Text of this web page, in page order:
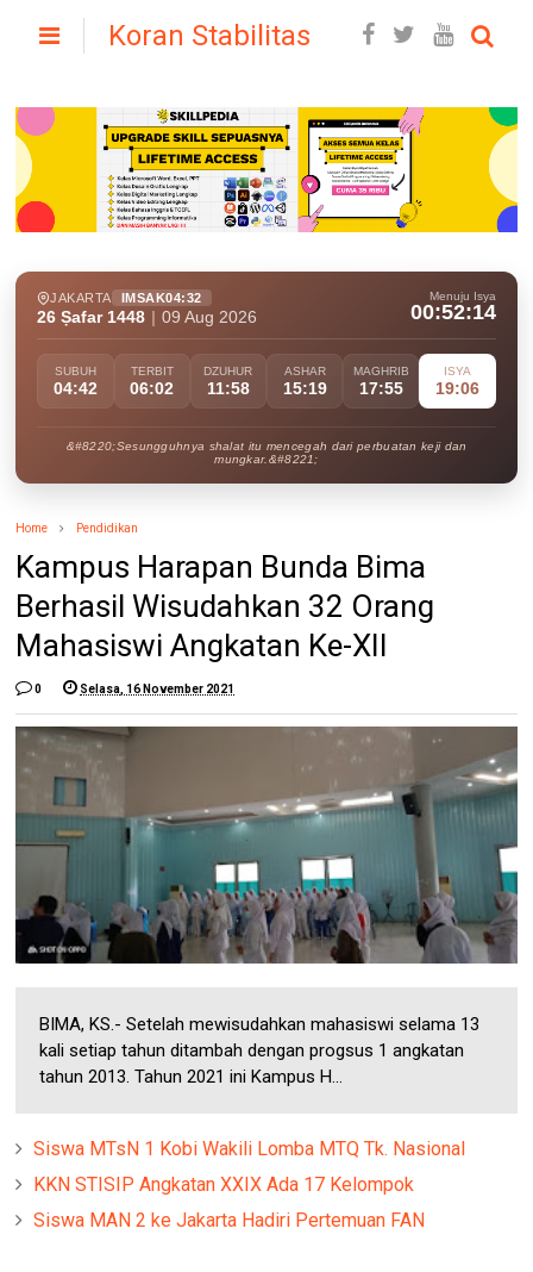
Koran Stabilitas
JAKARTA IMSAK04:32
26 Ṣafar 1448 09 Aug 2026
Menuju Isya
00:52:13
SUBUH
04:42
TERBIT
06:02
DZUHUR
11:58
ASHAR
15:19
MAGHRIB
17:55
ISYA
19:06
&#8220;Sesungguhnya shalat itu mencegah dari perbuatan keji dan
mungkar.&#8221;
Home Pendidikan
Kampus Harapan Bunda Bima
Berhasil Wisudahkan 32 Orang
Mahasiswi Angkatan Ke-XII
0 Selasa, 16 November 2021
BIMA, KS.- Setelah mewisudahkan mahasiswi selama 13
kali setiap tahun ditambah dengan progsus 1 angkatan
tahun 2013. Tahun 2021 ini Kampus H...
Siswa MTsN 1 Kobi Wakili Lomba MTQ Tk. Nasional
KKN STISIP Angkatan XXIX Ada 17 Kelompok
Siswa MAN 2 ke Jakarta Hadiri Pertemuan FAN